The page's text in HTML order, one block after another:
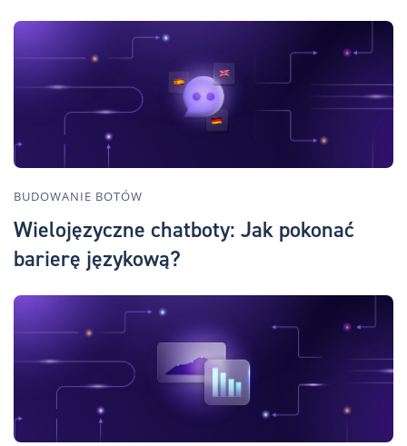
BUDOWANIE BOTÓW
Wielojęzyczne chatboty: Jak pokonać
barierę językową?